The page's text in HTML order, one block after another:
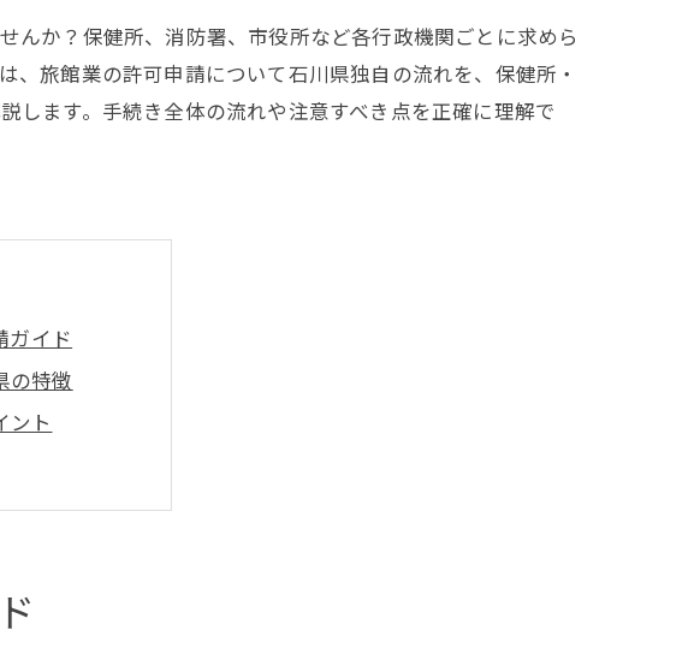
んか？保健所、消防署、市役所など各行政機関ごとに求めら
旅館業の許可申請について石川県独自の流れを、保健所・
ます。手続き全体の流れや注意すべき点を正確に理解で
ガイド
の特徴
ント
方法
底解説
館業手続き
れ